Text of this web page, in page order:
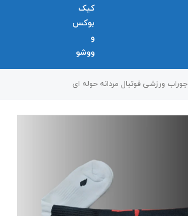
کیک
بوکس
و
ووشو
جوراب ورزشی فوتبال مردانه حوله ای